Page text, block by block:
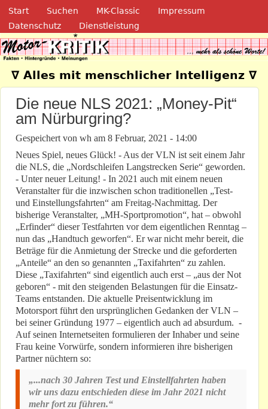
Direkt zum Inhalt
Navigation
Start Suchen MK-Classic
Impressum
Datenschutz
Dienstleistung
Motor-Kritik.de
∇ Alles mit menschlicher Intelligenz ∇
Die neue NLS 2021: „Money-Pit“
am Nürburgring?
Gespeichert von wh am 8 Februar, 2021 - 14:00
Neues Spiel, neues Glück! - Aus der VLN ist seit einem Jahr
die NLS, die „Nordschleifen Langstrecken Serie“ geworden.
- Unter neuer Leitung! - In 2021 auch mit einem neuen
Veranstalter für die inzwischen schon traditionellen „Test-
und Einstellungsfahrten“ am Freitag-Nachmittag. Der
bisherige Veranstalter, „MH-Sportpromotion“, hat – obwohl
„Erfinder“ dieser Testfahrten vor dem eigentlichen Renntag –
nun das „Handtuch geworfen“. Er war nicht mehr bereit, die
Beträge für die Anmietung der Strecke und die geforderten
„Anteile“ an den so genannten „Taxifahrten“ zu zahlen.
Diese „Taxifahrten“ sind eigentlich auch erst – „aus der Not
geboren“ - mit den steigenden Belastungen für die Einsatz-
Teams entstanden. Die aktuelle Preisentwicklung im
Motorsport führt den ursprünglichen Gedanken der VLN –
bei seiner Gründung 1977 – eigentlich auch ad absurdum. -
Auf seinen Internetseiten formulieren der Inhaber und seine
Frau keine Vorwürfe, sondern informieren ihre bisherigen
Partner nüchtern so:
„...nach 30 Jahren Test und Einstellfahrten haben
wir uns dazu entschieden diese im Jahr 2021 nicht
mehr fort zu führen.“